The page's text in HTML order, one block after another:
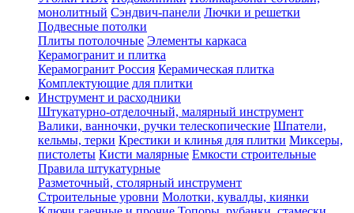
монолитный Сэндвич-панели Лючки и решетки
Подвесные потолки
Плиты потолочные Элементы каркаса
Керамогранит и плитка
Керамогранит Россия Керамическая плитка
Комплектующие для плитки
Инструмент и расходники
Штукатурно-отделочный, малярный инструмент
Валики, ванночки, ручки телескопические Шпатели,
кельмы, терки Крестики и клинья для плитки Миксеры,
пистолеты Кисти малярные Емкости строительные
Правила штукатурные
Разметочный, столярный инструмент
Строительные уровни Молотки, кувалды, киянки